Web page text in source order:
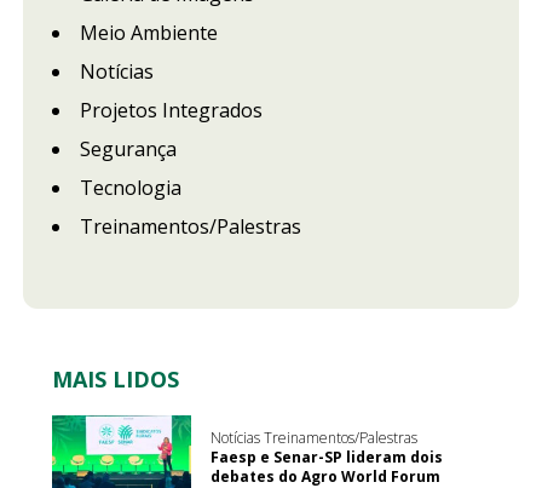
Meio Ambiente
Notícias
Projetos Integrados
Segurança
Tecnologia
Treinamentos/Palestras
MAIS LIDOS
Notícias Treinamentos/Palestras
Faesp e Senar-SP lideram dois
debates do Agro World Forum